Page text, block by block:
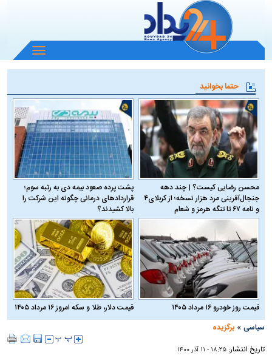
باز
و
منو
حتما بخوانید
محسن رضایی کیست؟ | چند دهه
جنجال‌آفرینی مرد هزار نسخه؛ از کربلای۴
و نامه ۶۷ تا تنگه هرمز و شعام
پشت پرده صعود بیمه دی به رتبه سوم؛
قراردادهای درمانی چگونه این شرکت را
بالا کشیدند؟
قیمت روز خودرو ۱۶ مرداد ۱۴۰۵
قیمت دلار، طلا و سکه امروز ۱۶ مرداد ۱۴۰۵
سیاسی »برگزیده
تاریخ انتشار:۱۸:۲۵ - ۱۱ آذر ۱۴۰۰